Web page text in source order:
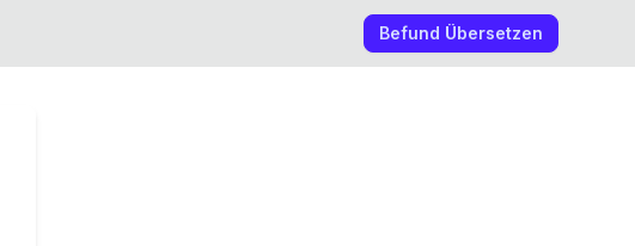
Befund Übersetzen